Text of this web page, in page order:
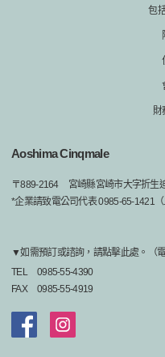
包
財
Aoshima Cinqmale
〒889-2164
宮崎縣宮崎市大字折生
*企業請致電公司代表 0985-65-1421（
▼如需預訂或諮詢，請點擊此處。（
TEL
0985-55-4390
FAX
0985-55-4919